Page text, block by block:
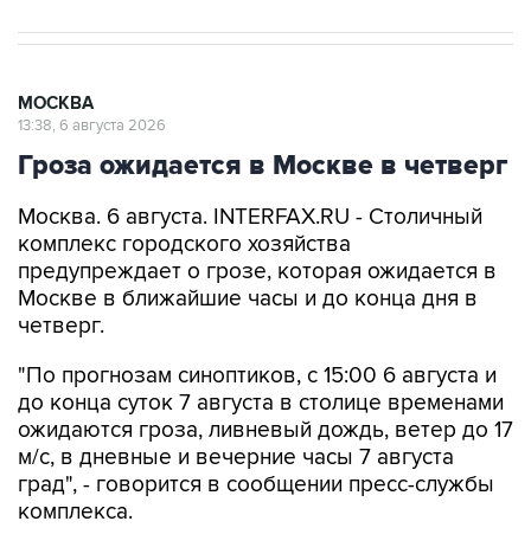
МОСКВА
13:38, 6 августа 2026
Гроза ожидается в Москве в четверг
Москва. 6 августа. INTERFAX.RU - Столичный
комплекс городского хозяйства
предупреждает о грозе, которая ожидается в
Москве в ближайшие часы и до конца дня в
четверг.
"По прогнозам синоптиков, с 15:00 6 августа и
до конца суток 7 августа в столице временами
ожидаются гроза, ливневый дождь, ветер до 17
м/с, в дневные и вечерние часы 7 августа
град", - говорится в сообщении пресс-службы
комплекса.